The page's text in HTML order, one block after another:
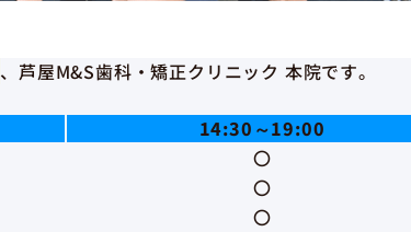
、芦屋M&S歯科・矯正クリニック 本院です。
14:30～19:00
〇
〇
〇